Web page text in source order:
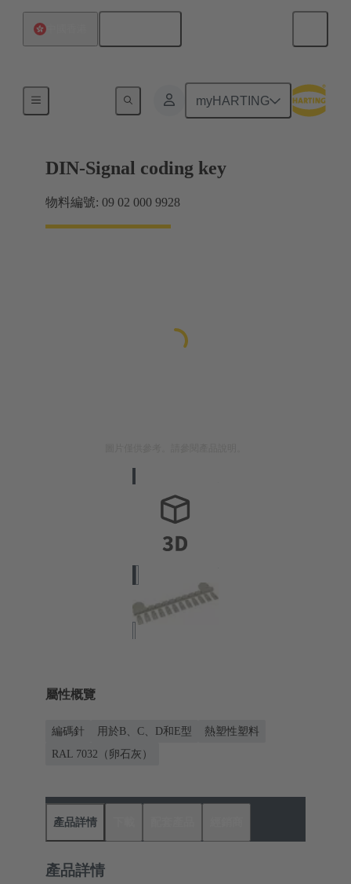
myHARTING
主機板到子插件板連接
DIN-Signal coding key
物料編號: 09 02 000 9928
屬性概覽
編碼針 用於B、C、D和E型
熱塑性塑料
RAL 7032（卵石灰）
產品詳情
產品詳情